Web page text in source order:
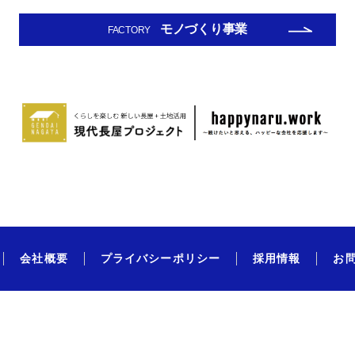
FACTORY モノづくり事業
会社概要 プライバシーポリシー 採用情報 お